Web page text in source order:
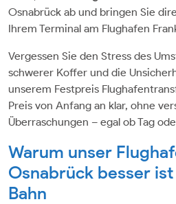
Osnabrück ab und bringen Sie
Ihrem Terminal am Flughafen
Vergessen Sie den Stress des
schwerer Koffer und die
unserem Festpreis
Preis von Anfang an klar, ohne
Überraschungen – egal ob Tag
Warum unser
Osnabrück besser ist
Bahn